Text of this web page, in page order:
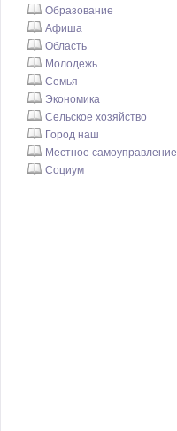
Образование
Афиша
Область
Молодежь
Семья
Экономика
Сельское хозяйство
Город наш
Местное самоуправление
Социум